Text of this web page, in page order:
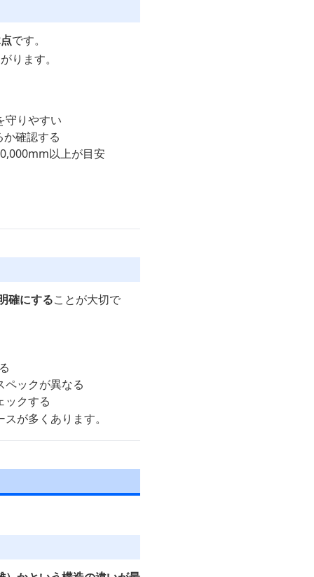
です。
ります。
守りやすい
か確認する
以上が目安
確にすることが大切で
ペックが異なる
ックする
が多くあります。